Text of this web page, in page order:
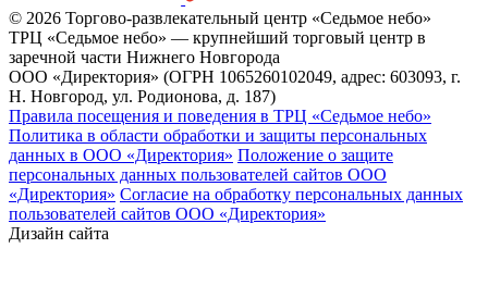
© 2026 Торгово-развлекательный центр «Седьмое небо»
ТРЦ «Седьмое небо» — крупнейший торговый центр в
заречной части Нижнего Новгорода
ООО «Директория» (ОГРН 1065260102049, адрес: 603093, г.
Н. Новгород, ул. Родионова, д. 187)
Правила посещения и поведения в ТРЦ «Седьмое небо»
Политика в области обработки и защиты персональных
данных в ООО «Директория» Положение о защите
персональных данных пользователей сайтов ООО
«Директория» Согласие на обработку персональных данных
пользователей сайтов ООО «Директория»
Дизайн сайта